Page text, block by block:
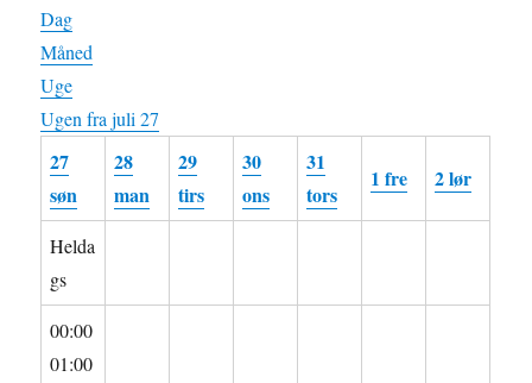
Dag
Måned
Uge
Ugen fra juli 27
27
søn
28
man
29
tirs
30
ons
31
tors
1 fre 2lør
Helda
gs
00:00
01:00